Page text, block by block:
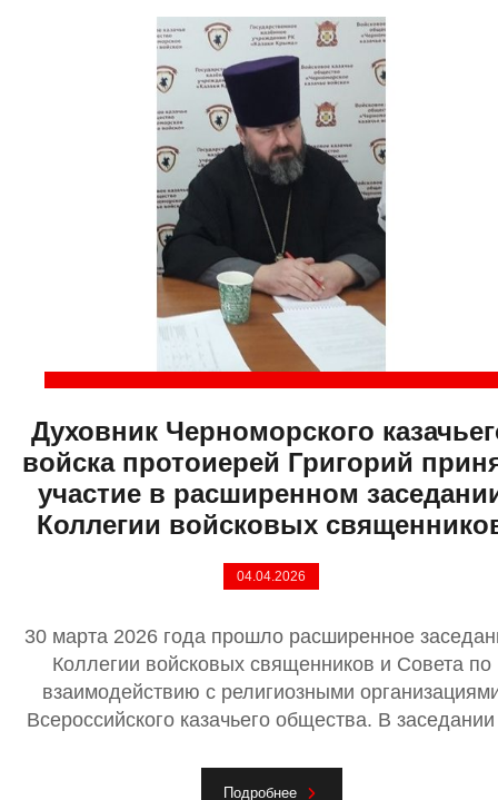
Духовник Черноморского
войска протоиерей Григорий
участие в расширенном
Коллегии войсковых
04.04.2026
30 марта 2026 года прошло расширенное
Коллегии войсковых священников и Совета по
взаимодействию с религиозными
Всероссийского казачьего общества. В
Подробнее